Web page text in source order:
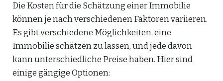
Die Kosten für die Schätzung einer Immobilie
können je nach verschiedenen Faktoren variieren.
Es gibt verschiedene Möglichkeiten, eine
Immobilie schätzen zu lassen, und jede davon
kann unterschiedliche Preise haben. Hier sind
einige gängige Optionen: